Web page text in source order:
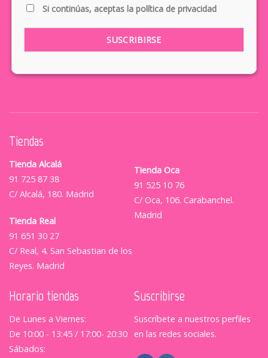
Si continúas, aceptas la política de privacidad
Tiendas
Tienda Alcalá
91 725 87 38
C/ Alcalá, 180. Madrid
Tienda Real
91 651 30 27
C/ Real, 4. San Sebastian de los
Reyes. Madrid
Tienda Oca
91 525 10 76
C/ Oca, 106. Carabanchel.
Madrid
Horario tiendas
De Lunes a Viernes:
De 10:00 - 13:45 / 17:00- 20:30
Sábados:
Suscribirse
Suscríbete a nuestros perfiles
en las redes sociales.